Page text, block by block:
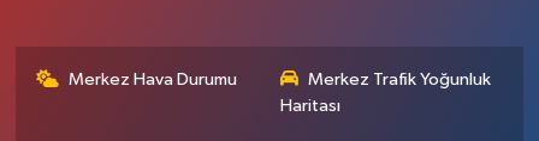
Merkez Hava Durumu
Merkez Trafik Yoğunluk
Haritası